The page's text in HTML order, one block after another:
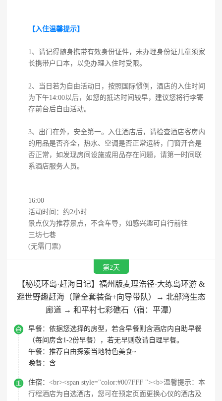
【入住温馨提示】
1、请记得随身携带有效身份证件，未办理身份证儿童须家
长携带户口本，以免办理入住时受限。
2、当日若为自由活动日，按照国际惯例，酒店的入住时间
为下午14:00以后，如您的抵达时间较早，建议您将行李寄
存前台后自由活动。
3、出门在外，安全第一。入住酒店后，请检查酒店客房内
的用品是否齐全，热水、空调是否正常运转，门窗开合是
否正常，如发现房间设施或用品存在问题，请第一时间联
系酒店服务人员。
16:00
活动时间：约2小时
景点仅为推荐景点，不含车导，如感兴趣可自行前往
三坊七巷
(无需门票)
第2天
【秘境环岛·赶海日记】福州版麦理浩径·大练岛环游 &
避世野趣赶海（赠全套装备+向导带队）→ 北部湾生态
廊道 → 和平村七彩礁石（宿：平潭）
 早餐： 依据您选择的房型，若含早餐则含酒店内自助早餐
（每间房含1-2份早餐），若无早则敬请自理早餐。
午餐： 推荐自由探索当地特色美食~
晚餐： 含
 住宿： <br><span style="color:#007FFF "><b>温馨提示：本
行程酒店为自选酒店，您可在预定页面更换心仪的酒店及